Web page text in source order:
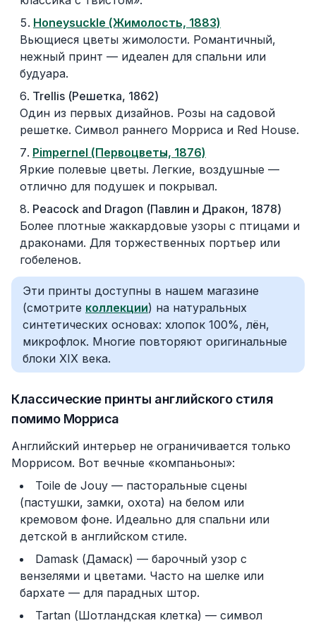
Honeysuckle (Жимолость, 1883)
Вьющиеся цветы жимолости. Романтичный,
нежный принт — идеален для спальни или
будуара.
Trellis (Решетка, 1862)
Один из первых дизайнов. Розы на садовой
решетке. Символ раннего Морриса и Red House.
Pimpernel (Первоцветы, 1876)
Яркие полевые цветы. Легкие, воздушные —
отлично для подушек и покрывал.
Peacock and Dragon (Павлин и Дракон, 1878)
Более плотные жаккардовые узоры с птицами и
драконами. Для торжественных портьер или
гобеленов.
Эти принты доступны в нашем магазине
(смотрите коллекции) на натуральных
синтетических основах: хлопок 100%, лён,
микрофлок. Многие повторяют оригинальные
блоки XIX века.
Классические принты английского стиля
помимо Морриса
Английский интерьер не ограничивается только
Моррисом. Вот вечные «компаньоны»:
Toile de Jouy — пасторальные сцены
(пастушки, замки, охота) на белом или
кремовом фоне. Идеально для спальни или
детской в английском стиле.
Damask (Дамаск) — барочный узор с
вензелями и цветами. Часто на шелке или
бархате — для парадных штор.
Tartan (Шотландская клетка) — символ